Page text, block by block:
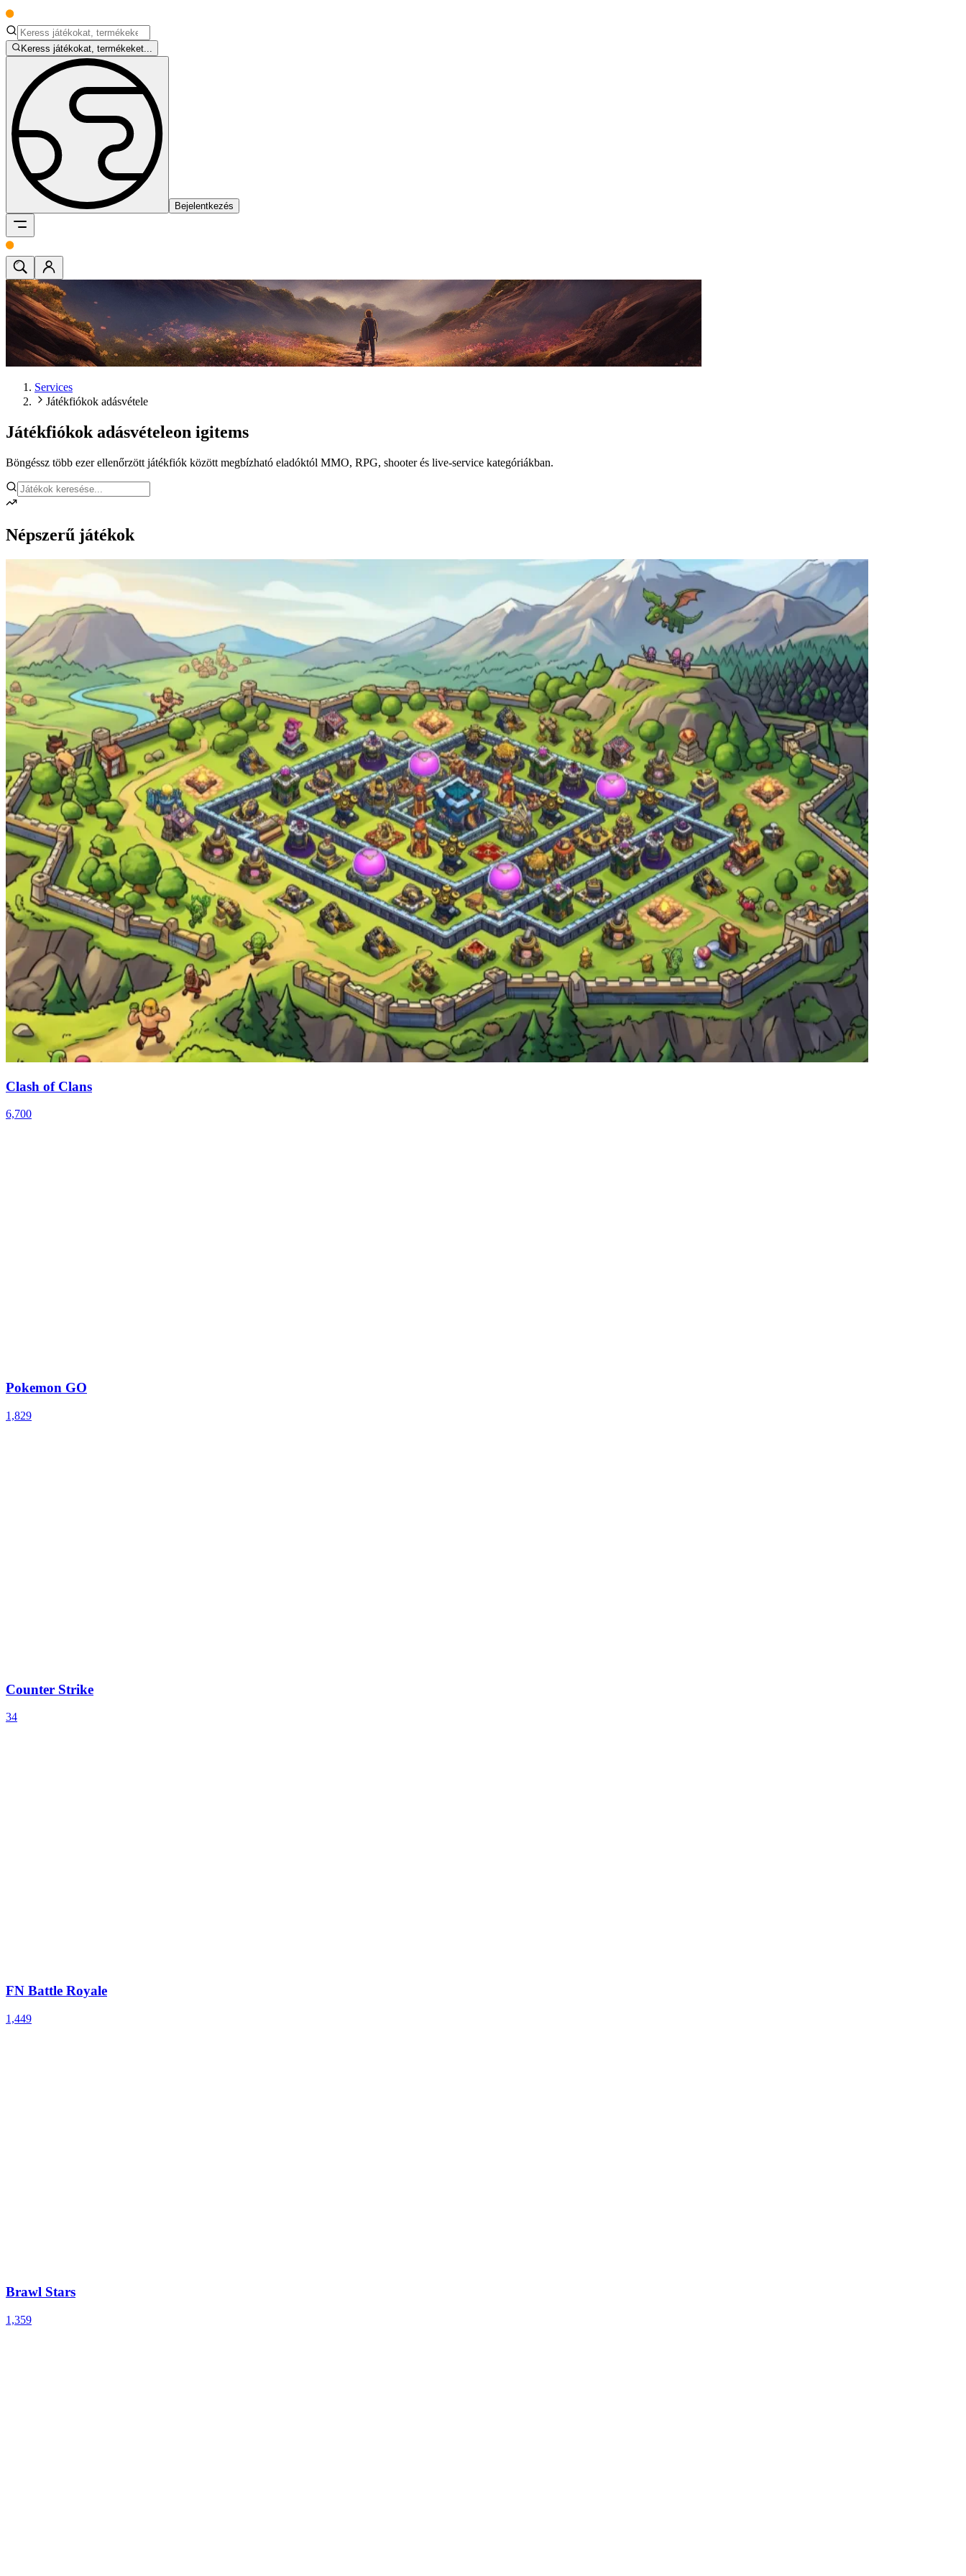
Keress játékokat, termékeket...
Bejelentkezés
Services
Játékfiókok adásvétele
Játékfiókok adásvételeon igitems
Böngéssz több ezer ellenőrzött játékfiók között megbízható eladóktól MMO, RPG, shooter és live-service kategóriákban.
Népszerű játékok
Clash of Clans
6,700
Pokemon GO
1,829
Counter Strike
34
FN Battle Royale
1,449
Brawl Stars
1,359